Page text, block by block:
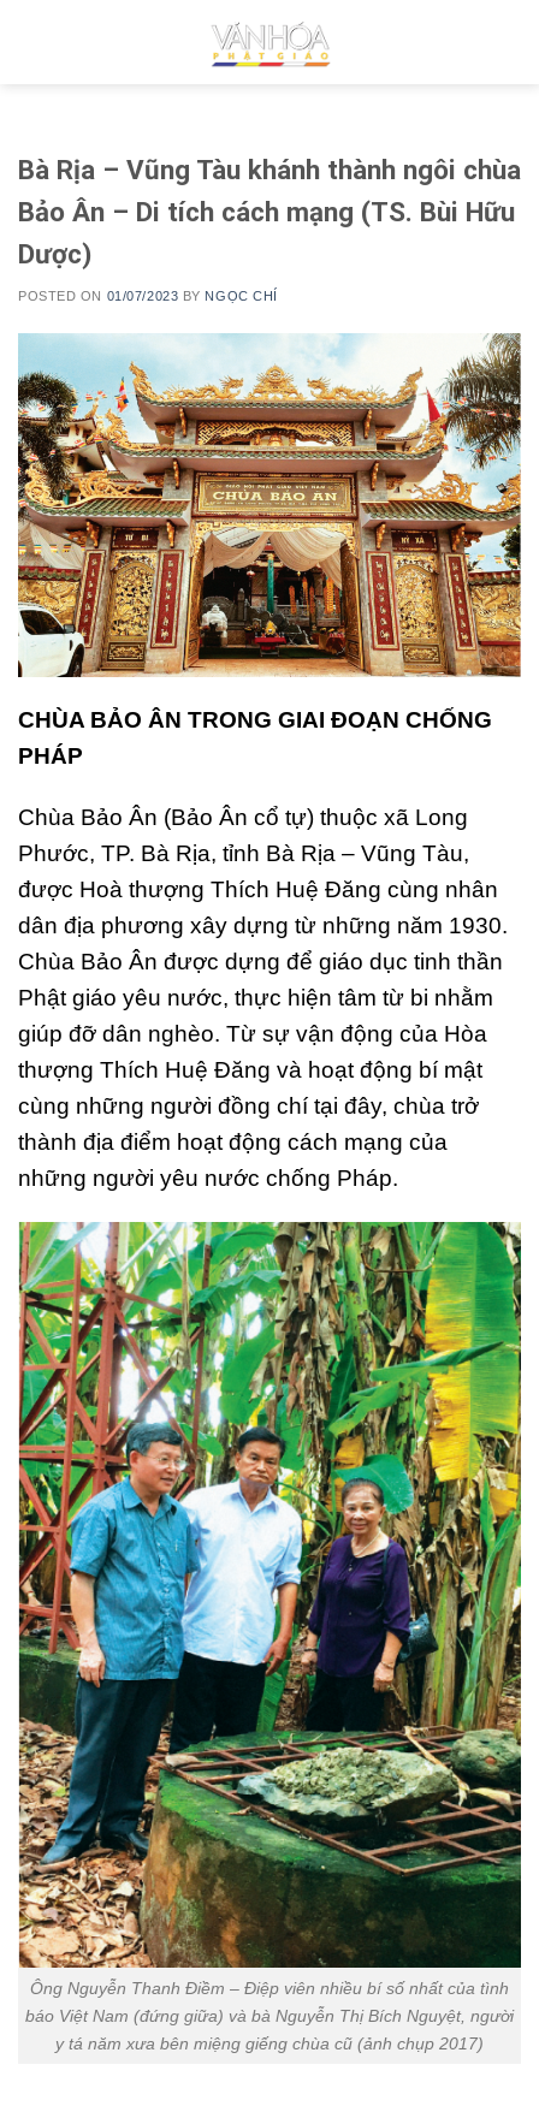
Bà Rịa – Vũng Tàu khánh thành ngôi chùa
Bảo Ân – Di tích cách mạng (TS. Bùi Hữu
Dược)
POSTED ON 01/07/2023 BY NGỌC CHÍ
CHÙA BẢO ÂN TRONG GIAI ĐOẠN CHỐNG
PHÁP
Chùa Bảo Ân (Bảo Ân cổ tự) thuộc xã Long
Phước, TP. Bà Rịa, tỉnh Bà Rịa – Vũng Tàu,
được Hoà thượng Thích Huệ Đăng cùng nhân
dân địa phương xây dựng từ những năm 1930.
Chùa Bảo Ân được dựng để giáo dục tinh thần
Phật giáo yêu nước, thực hiện tâm từ bi nhằm
giúp đỡ dân nghèo. Từ sự vận động của Hòa
thượng Thích Huệ Đăng và hoạt động bí mật
cùng những người đồng chí tại đây, chùa trở
thành địa điểm hoạt động cách mạng của
những người yêu nước chống Pháp.
Ông Nguyễn Thanh Điềm – Điệp viên nhiều bí số nhất của tình
báo Việt Nam (đứng giữa) và bà Nguyễn Thị Bích Nguyệt, người
y tá năm xưa bên miệng giếng chùa cũ (ảnh chụp 2017)